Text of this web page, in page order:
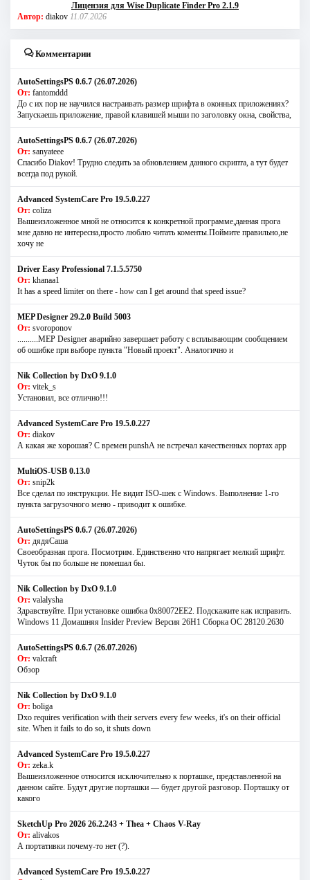
Лицензия для Wise Duplicate Finder Pro 2.1.9
Автор: diakov 11.07.2026
Комментарии
AutoSettingsPS 0.6.7 (26.07.2026)
От: fantomddd
До с их пор не научился настраивать размер шрифта в оконных приложениях?
Запускаешь приложение, правой клавишей мыши по заголовку окна, свойства,
AutoSettingsPS 0.6.7 (26.07.2026)
От: sanyateee
Спасибо Diakov! Трудно следить за обновлением данного скрипта, а тут будет
всегда под рукой.
Advanced SystemCare Pro 19.5.0.227
От: coliza
Вышеизложенное мной не относится к конкретной программе,данная прога
мне давно не интересна,просто люблю читать коменты.Поймите правильно,не
хочу не
Driver Easy Professional 7.1.5.5750
От: khanaa1
It has a speed limiter on there - how can I get around that speed issue?
MEP Designer 29.2.0 Build 5003
От: svoroponov
..........MEP Designer аварийно завершает работу с всплывающим сообщением
об ошибке при выборе пункта "Новый проект". Аналогично и
Nik Collection by DxO 9.1.0
От: vitek_s
Установил, все отлично!!!
Advanced SystemCare Pro 19.5.0.227
От: diakov
А какая же хорошая? С времен punshА не встречал качественных портах app
MultiOS-USB 0.13.0
От: snip2k
Все сделал по инструкции. Не видит ISO-шек с Windows. Выполнение 1-го
пункта загрузочного меню - приводит к ошибке.
AutoSettingsPS 0.6.7 (26.07.2026)
От: дядяСаша
Своеобразная прога. Посмотрим. Единственно что напрягает мелкий шрифт.
Чуток бы по больше не помешал бы.
Nik Collection by DxO 9.1.0
От: valalysha
Здравствуйте. При установке ошибка 0х80072EE2. Подскажите как исправить.
Windows 11 Домашняя Insider Preview Версия 26H1 Сборка ОС 28120.2630
AutoSettingsPS 0.6.7 (26.07.2026)
От: valcraft
Обзор
Nik Collection by DxO 9.1.0
От: boliga
Dxo requires verification with their servers every few weeks, it's on their official
site. When it fails to do so, it shuts down
Advanced SystemCare Pro 19.5.0.227
От: zeka.k
Вышеизложенное относится исключительно к порташке, представленной на
данном сайте. Будут другие порташки — будет другой разговор. Порташку от
какого
SketchUp Pro 2026 26.2.243 + Thea + Chaos V-Ray
От: alivakos
А портативки почему-то нет (?).
Advanced SystemCare Pro 19.5.0.227